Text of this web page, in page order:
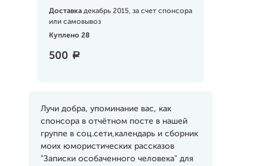
Доставкадекабрь 2015, за счет спонсора
или самовывоз
Куплено 28
500 a
Лучи добра, упоминание вас, как
спонсора в отчётном посте в нашей
группе в соц.сети,календарь и сборник
моих юмористических рассказов
"Записки особаченного человека" для